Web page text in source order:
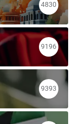
4830
9196
9393